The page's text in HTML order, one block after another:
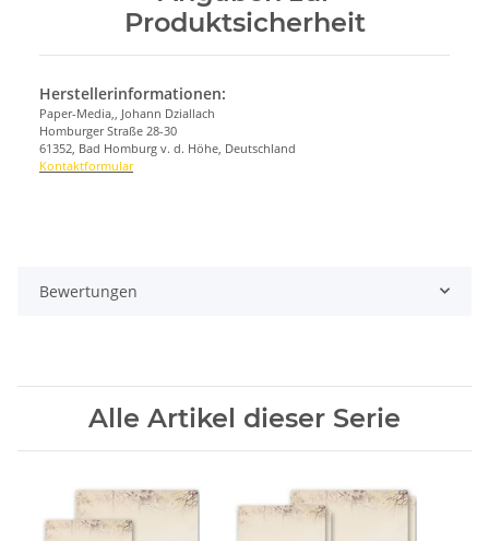
Produktsicherheit
Herstellerinformationen:
Paper-Media,, Johann Dziallach
Homburger Straße 28-30
61352, Bad Homburg v. d. Höhe, Deutschland
Kontaktformular
Bewertungen
Alle Artikel dieser Serie